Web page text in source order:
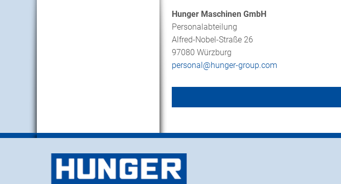
Hunger Maschinen GmbH
Personalabteilung
Alfred-Nobel-Straße 26
97080 Würzburg
personal@hunger-group.com